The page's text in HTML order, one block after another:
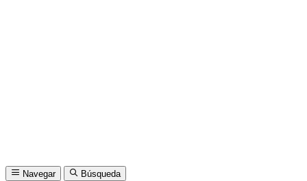
Navegar Búsqueda